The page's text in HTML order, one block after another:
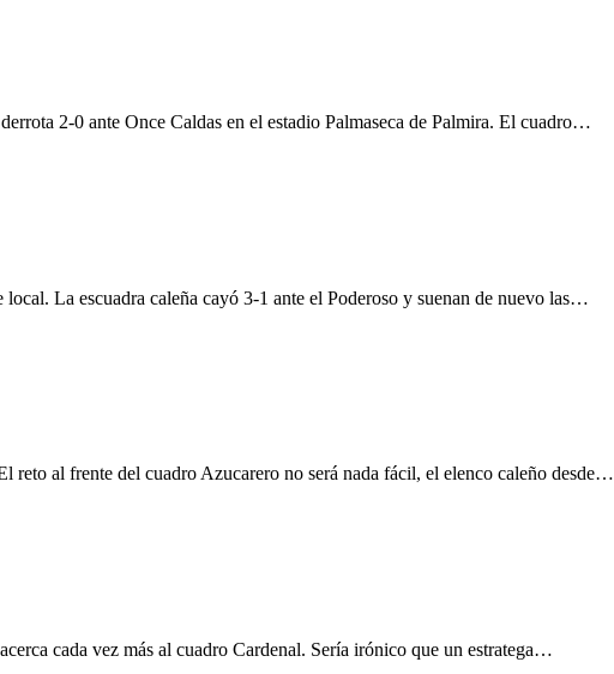
2-0 ante Once Caldas en el estadio Palmaseca de Palmira. El cuadro…
La escuadra caleña cayó 3-1 ante el Poderoso y suenan de nuevo las…
reto al frente del cuadro Azucarero no será nada fácil, el elenco caleño desde…
cada vez más al cuadro Cardenal. Sería irónico que un estratega…